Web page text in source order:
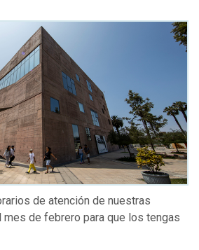
de atención de nuestras
de febrero para que los tengas